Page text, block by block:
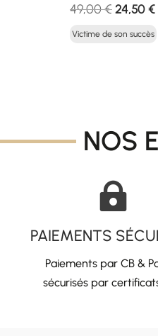
49,00€Le
24,50€
Victime de son succès
NOS

PAIEMENTS
Paiements par CB &
sécurisés par